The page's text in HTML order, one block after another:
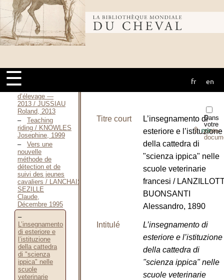
Bibliothèque
mondiale du
cheval
☰ fr en
Odette, 1984
Amélioration
génétique des
animaux
d’élevage —
2006 / JUSSIAU
génétique des
d’élevage —
2013 / JUSSIAU
Roland, 2013
Teaching
riding / KNOWLES
Josephine, 1999
Vers une
nouvelle
méthode de
détection et de
suivi des jeunes
cavaliers / LANCHAIS-
SEZILLE
Claude,
Décembre 1995
L’insegnamento
di esteriore e
l’istituzione
della cattedra
di "scienza
ippica" nelle
scuole
veterinarie
Dans
votre
porte-
⇪ PDF
Titre court
L’insegnamento di
esteriore e l’istituzione
della cattedra di
"scienza ippica" nelle
scuole veterinarie
francesi /
BUONSANTI
Alessandro, 1890
Intitulé
L’insegnamento di
esteriore e l’istituzione
della cattedra di
"scienza ippica" nelle
scuole veterinarie